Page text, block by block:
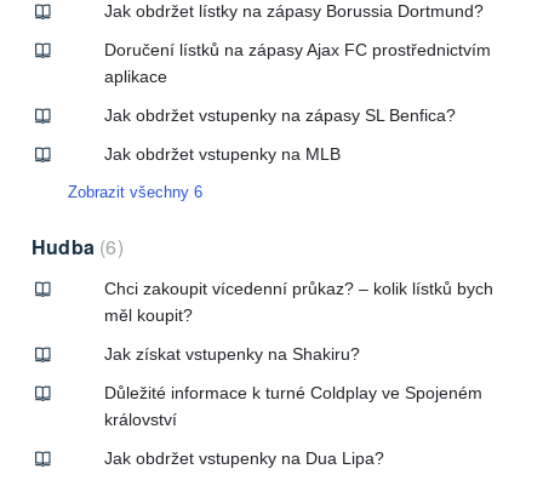
Jak obdržet lístky na zápasy Borussia Dortmund?
Doručení lístků na zápasy Ajax FC prostřednictvím
aplikace
Jak obdržet vstupenky na zápasy SL Benfica?
Jak obdržet vstupenky na MLB
Zobrazit všechny 6
Hudba 6
Chci zakoupit vícedenní průkaz? – kolik lístků bych
měl koupit?
Jak získat vstupenky na Shakiru?
Důležité informace k turné Coldplay ve Spojeném
království
Jak obdržet vstupenky na Dua Lipa?